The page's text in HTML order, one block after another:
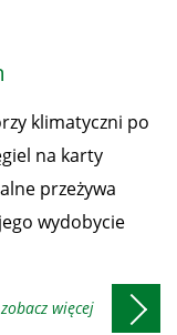
klimatyczni po
na karty
przeżywa
wydobycie